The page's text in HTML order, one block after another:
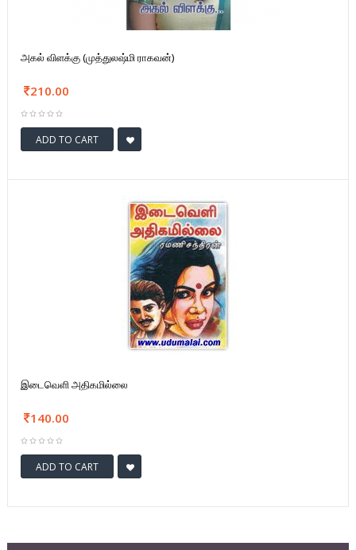
அகல் விளக்கு (முத்துலஷ்மி ராகவன்)
210.00
ADD TO CART
இடைவெளி அதிகமில்லை
140.00
ADD TO CART